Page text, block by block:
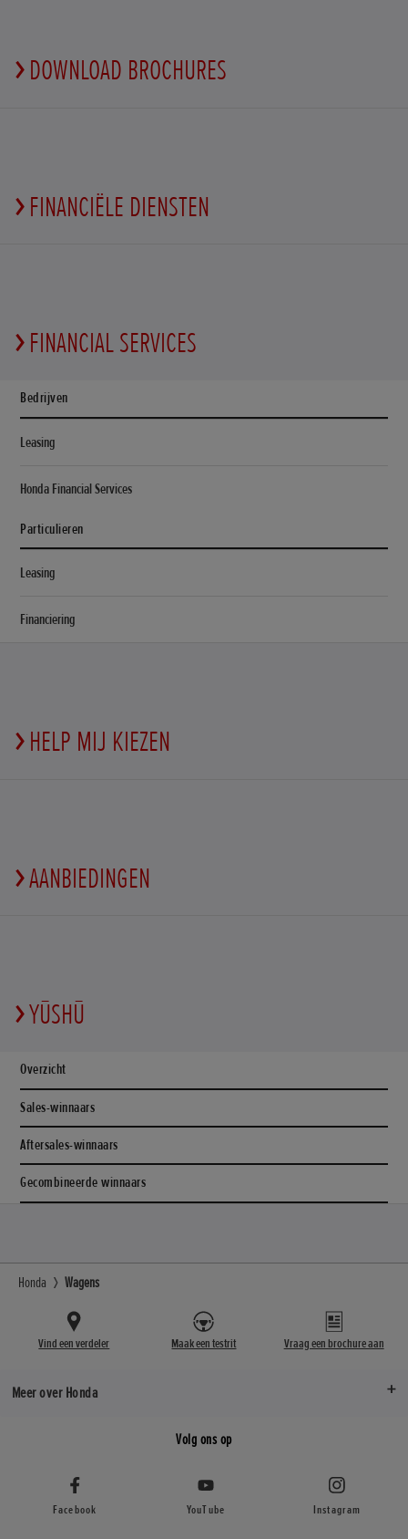
DOWNLOAD BROCHURES
FINANCIËLE DIENSTEN
FINANCIAL SERVICES
Bedrijven
Leasing
Honda Financial Services
Particulieren
Leasing
Financiering
HELP MIJ KIEZEN
AANBIEDINGEN
YŪSHŪ
Overzicht
Sales-winnaars
Aftersales-winnaars
Gecombineerde winnaars
Honda Wagens
Vind een verdeler Maak een testrit Vraag een brochure aan
Meer over Honda
Volg ons op
Facebook YouTube Instagram